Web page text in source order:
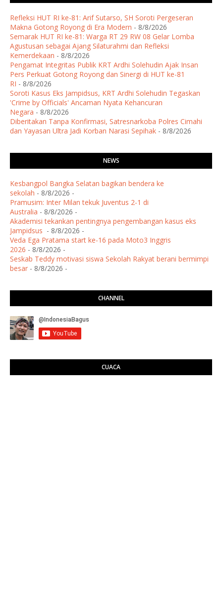
Refleksi HUT RI ke-81: Arif Sutarso, SH Soroti Pergeseran
Makna Gotong Royong di Era Modern - 8/8/2026
Semarak HUT RI ke-81: Warga RT 29 RW 08 Gelar Lomba
Agustusan sebagai Ajang Silaturahmi dan Refleksi
Kemerdekaan - 8/8/2026
Pengamat Integritas Publik KRT Ardhi Solehudin Ajak Insan
Pers Perkuat Gotong Royong dan Sinergi di HUT ke-81
RI - 8/8/2026
Soroti Kasus Eks Jampidsus, KRT Ardhi Solehudin Tegaskan
'Crime by Officials' Ancaman Nyata Kehancuran
Negara - 8/8/2026
Diberitakan Tanpa Konfirmasi, Satresnarkoba Polres Cimahi
dan Yayasan Ultra Jadi Korban Narasi Sepihak - 8/8/2026
NEWS
Kesbangpol Bangka Selatan bagikan bendera ke
sekolah - 8/8/2026 -
Pramusim: Inter Milan tekuk Juventus 2-1 di
Australia - 8/8/2026 -
Akademisi tekankan pentingnya pengembangan kasus eks
Jampidsus - 8/8/2026 -
Veda Ega Pratama start ke-16 pada Moto3 Inggris
2026 - 8/8/2026 -
Seskab Teddy motivasi siswa Sekolah Rakyat berani bermimpi
besar - 8/8/2026 -
CHANNEL
CUACA